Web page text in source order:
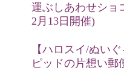
運ぶしあわせショ
2月13日開催)
【ハロスイ/ぬい
ピッドの片想い